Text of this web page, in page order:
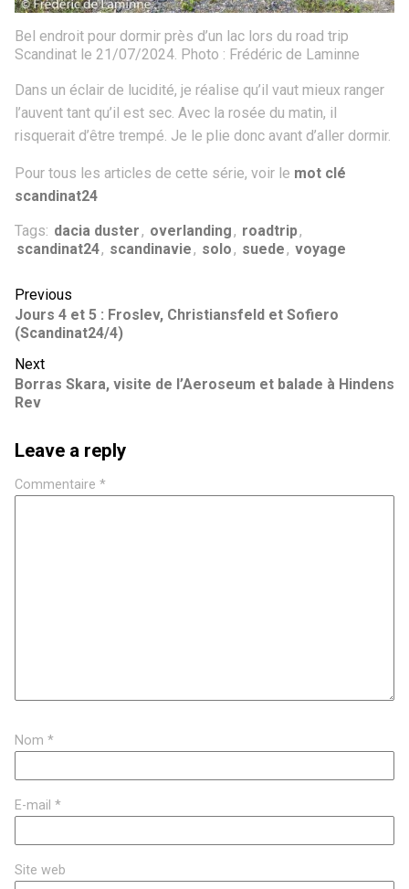
Bel endroit pour dormir près d’un lac lors du road trip
Scandinat le 21/07/2024. Photo : Frédéric de Laminne
Dans un éclair de lucidité, je réalise qu’il vaut mieux ranger
l’auvent tant qu’il est sec. Avec la rosée du matin, il
risquerait d’être trempé. Je le plie donc avant d’aller dormir.
Pour tous les articles de cette série, voir le mot clé
scandinat24
Tags: dacia duster, overlanding, roadtrip,
scandinat24, scandinavie, solo, suede, voyage
Previous
Jours 4 et 5 : Froslev, Christiansfeld et Sofiero
(Scandinat24/4)
Next
Borras Skara, visite de l’Aeroseum et balade à Hindens
Rev
Leave a reply
Commentaire *
Nom *
E-mail *
Site web